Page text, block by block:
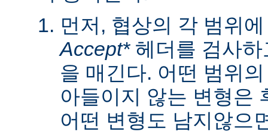
먼저, 협상의 각 범위
Accept*헤더를 검사하
을 매긴다. 어떤 범위
아들이지 않는 변형은
어떤 변형도 남지않으